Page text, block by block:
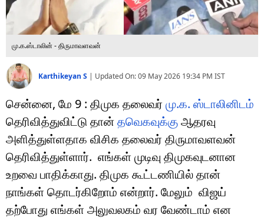
போட்டோ கேலரி
மு.க.ஸ்டாலின் - திருமாவளவன்
Karthikeyan S | Updated On:09 May 2026 19:34 PM IST
சென்னை, மே 9 : திமுக தலைவர் மு.க. ஸ்டாலினிடம்
தெரிவித்துவிட்டு தான்தவெகவுக்குஆதரவு
அளித்துள்ளதாக விசிக தலைவர் திருமாவளவன்
தெரிவித்துள்ளார். எங்கள் முடிவு திமுகவுடனான
உறவை பாதிக்காது. திமுக கூட்டணியில் தான்
நாங்கள் தொடர்கிறோம் என்றார். மேலும் விஜய்
தற்போது எங்கள் அலுவலகம் வர வேண்டாம் என